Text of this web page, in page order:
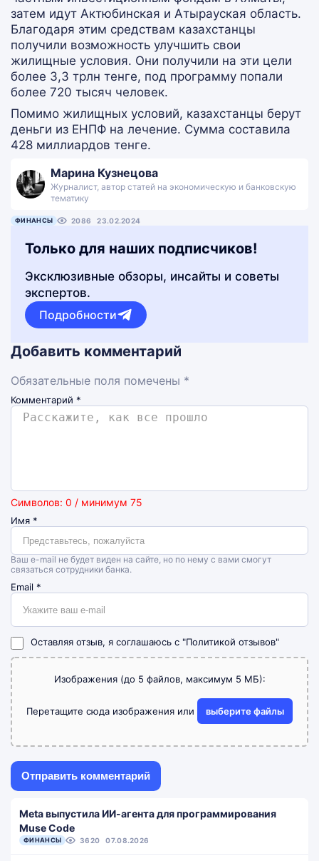
затем идут Актюбинская и Атырауская область.
Благодаря этим средствам казахстанцы
получили возможность улучшить свои
жилищные условия. Они получили на эти цели
более 3,3 трлн тенге, под программу попали
более 720 тысяч человек.
Помимо жилищных условий, казахстанцы берут
деньги из ЕНПФ на лечение. Сумма составила
428 миллиардов тенге.
Марина Кузнецова
Журналист, автор статей на экономическую и банковскую
тематику
ФИНАНСЫ 2086 23.02.2024
Только для наших подписчиков!
Эксклюзивные обзоры, инсайты и советы
экспертов.
Подробности
Добавить комментарий
Обязательные поля помечены *
Комментарий *
Символов: 0 / минимум 75
Имя *
Ваш e-mail не будет виден на сайте, но по нему с вами смогут
связаться сотрудники банка.
Email *
Оставляя отзыв, я соглашаюсь с "Политикой отзывов"
Изображения (до 5 файлов, максимум 5 МБ):
Перетащите сюда изображения или выберите файлы
Meta выпустила ИИ-агента для программирования
Muse Code
ФИНАНСЫ 3620 07.08.2026